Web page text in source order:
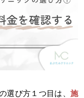
選び方１つ目は、 施